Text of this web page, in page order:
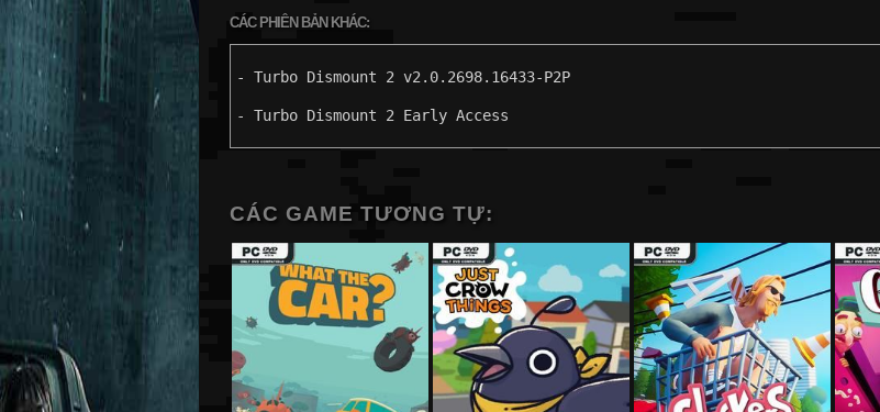
CÁC PHIÊN BẢN KHÁC:
- Turbo Dismount 2 v2.0.2698.16433-P2P
- Turbo Dismount 2 Early Access
CÁC GAME TƯƠNG TỰ: